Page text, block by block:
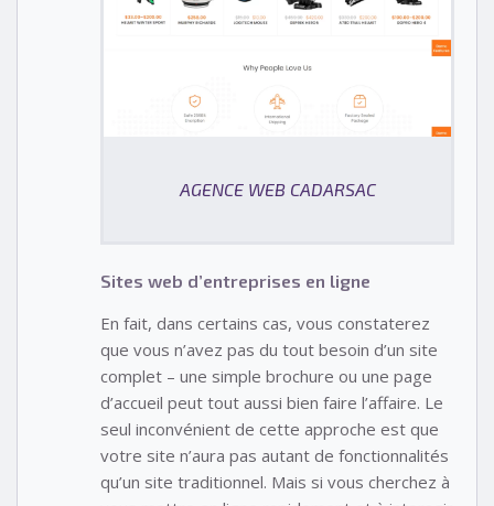
AGENCE WEB CADARSAC
Sites web d’entreprises en ligne
En fait, dans certains cas, vous constaterez
que vous n’avez pas du tout besoin d’un site
complet – une simple brochure ou une page
d’accueil peut tout aussi bien faire l’affaire. Le
seul inconvénient de cette approche est que
votre site n’aura pas autant de fonctionnalités
qu’un site traditionnel. Mais si vous cherchez à